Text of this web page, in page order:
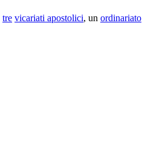
tre vicariati apostolici, un ordinariato